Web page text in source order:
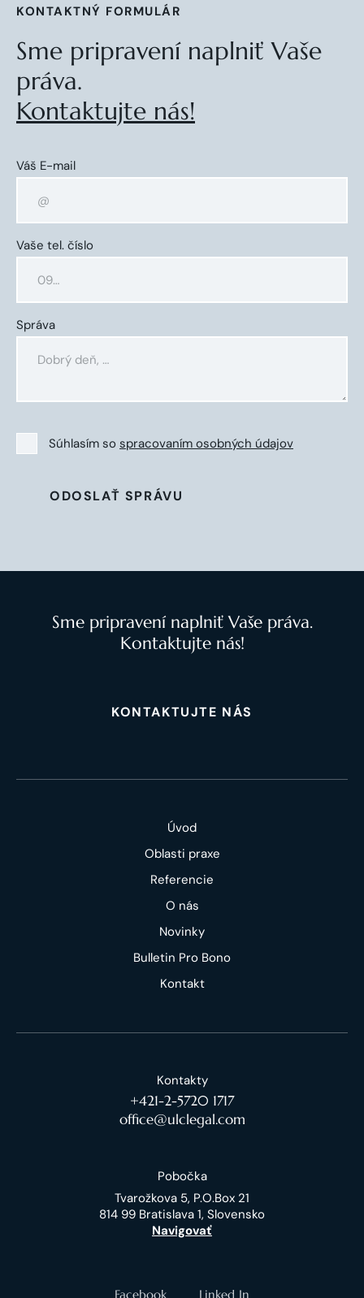
KONTAKTNÝ FORMULÁR
Sme pripravení naplniť Vaše
práva.
Kontaktujte nás!
Váš E-mail
Vaše tel. číslo
Správa
Súhlasím so spracovaním osobných údajov
ODOSLAŤ SPRÁVU
Sme pripravení naplniť Vaše práva.
Kontaktujte nás!
KONTAKTUJTE NÁS
Úvod
Oblasti praxe
Referencie
O nás
Novinky
Bulletin Pro Bono
Kontakt
Kontakty
+421-2-5720 1717
office@ulclegal.com
Pobočka
Tvarožkova 5, P.O.Box 21
814 99 Bratislava 1, Slovensko
Navigovať
Facebook Linked In